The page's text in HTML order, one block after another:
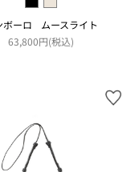
ボーロ ムースライト
63,800円(税込)